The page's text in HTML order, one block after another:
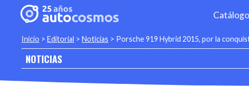
Catálogo
Inicio > Editorial > Noticias > Porsche 919 Hybrid 2015, por la
NOTICIAS